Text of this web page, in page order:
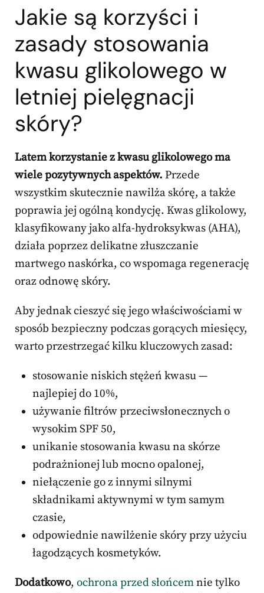
Jakie są korzyści i
zasady stosowania
kwasu glikolowego w
letniej pielęgnacji
skóry?
Latem korzystanie z kwasu glikolowego ma
wiele pozytywnych aspektów. Przede
wszystkim skutecznie nawilża skórę, a także
poprawia jej ogólną kondycję. Kwas glikolowy,
klasyfikowany jako alfa-hydroksykwas (AHA),
działa poprzez delikatne złuszczanie
martwego naskórka, co wspomaga regenerację
oraz odnowę skóry.
Aby jednak cieszyć się jego właściwościami w
sposób bezpieczny podczas gorących miesięcy,
warto przestrzegać kilku kluczowych zasad:
stosowanie niskich stężeń kwasu —
najlepiej do 10%,
używanie filtrów przeciwsłonecznych o
wysokim SPF 50,
unikanie stosowania kwasu na skórze
podrażnionej lub mocno opalonej,
niełączenie go z innymi silnymi
składnikami aktywnymi w tym samym
czasie,
odpowiednie nawilżenie skóry przy użyciu
łagodzących kosmetyków.
Dodatkowo, ochrona przed słońcemnie tylko